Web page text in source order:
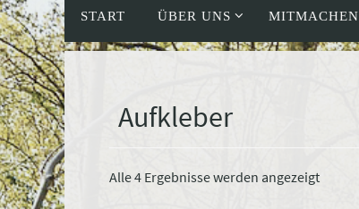
Inhalt
springen
START ÜBER UNS MITMACHEN
Aufkleber
Alle 4 Ergebnisse werden angezeigtNach